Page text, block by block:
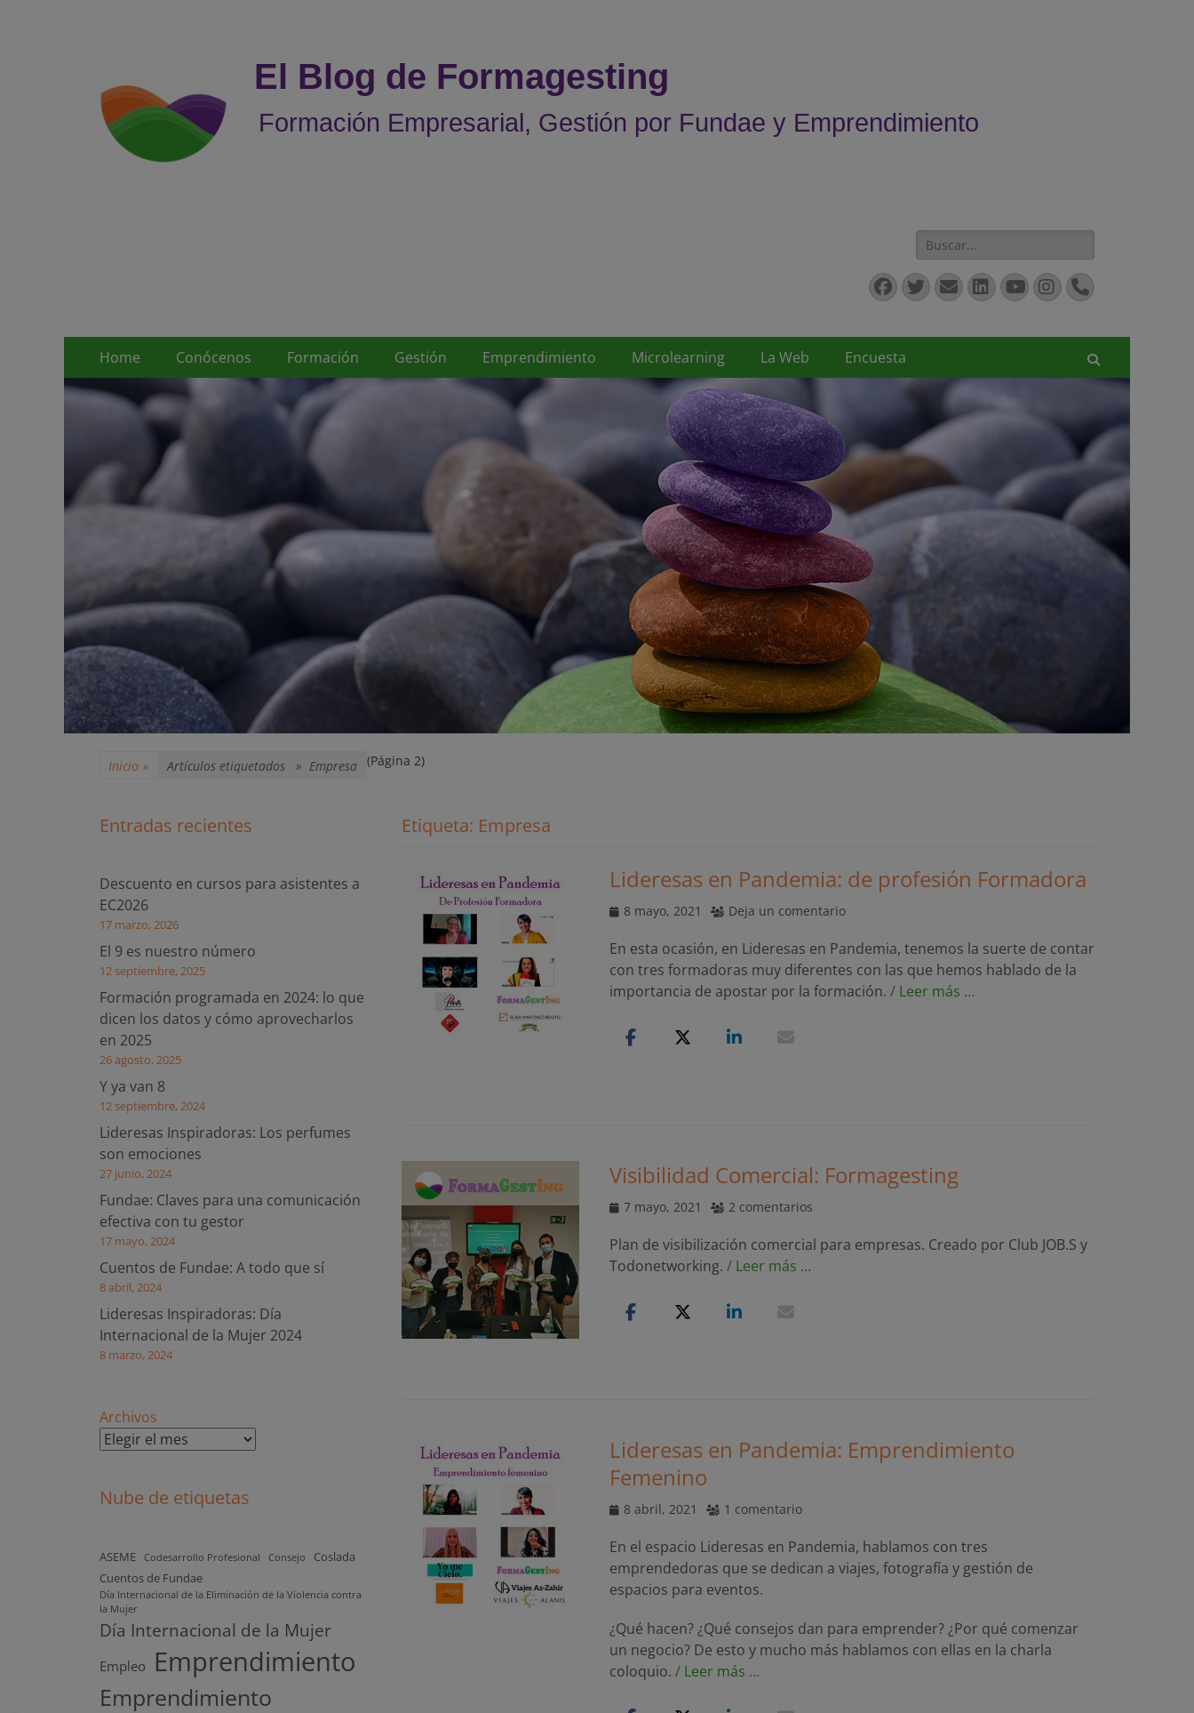
El Blog de Formagesting
Formación Empresarial, Gestión por Fundae y Emprendimiento
Facebook
Twitter
Correo
electrónico
LinkedIn
YouTube
Instagram
Teléfono
Menú
principal
contenido
Home Conócenos Formación Gestión Emprendimiento Microlearning La Web Encuesta
Inicio » Artículos etiquetados » Empresa (Página 2)
Etiqueta: Empresa
Lideresas en Pandemia: de profesión Formadora
Publicado
8 mayo, 2021 Deja un comentario
En esta ocasión, en Lideresas en Pandemia, tenemos la suerte de contar
con tres formadoras muy diferentes con las que hemos hablado de la
importancia de apostar por la formación. / Leer más …
Visibilidad Comercial: Formagesting
Publicado
7 mayo, 2021 2 comentarios
Plan de visibilización comercial para empresas. Creado por Club JOB.S y
Todonetworking. / Leer más …
Lideresas en Pandemia: Emprendimiento
Femenino
Publicado
8 abril, 2021 1 comentario
En el espacio Lideresas en Pandemia, hablamos con tres
emprendedoras que se dedican a viajes, fotografía y gestión de
espacios para eventos.
¿Qué hacen? ¿Qué consejos dan para emprender? ¿Por qué comenzar
un negocio? De esto y mucho más hablamos con ellas en la charla
coloquio. / Leer más …
Entradas recientes
Descuento en cursos para asistentes a
EC2026
17 marzo, 2026
El 9 es nuestro número
12 septiembre, 2025
Formación programada en 2024: lo que
dicen los datos y cómo aprovecharlos
en 2025
26 agosto, 2025
Y ya van 8
12 septiembre, 2024
Lideresas Inspiradoras: Los perfumes
son emociones
27 junio, 2024
Fundae: Claves para una comunicación
efectiva con tu gestor
17 mayo, 2024
Cuentos de Fundae: A todo que sí
8 abril, 2024
Lideresas Inspiradoras: Día
Internacional de la Mujer 2024
8 marzo, 2024
Archivos
Nube de etiquetas
ASEME Codesarrollo Profesional Consejo
Coslada
Cuentos de Fundae
Día Internacional de la Eliminación de la Violencia contra
la Mujer
Día Internacional de la Mujer
Empleo Emprendimiento
Emprendimiento